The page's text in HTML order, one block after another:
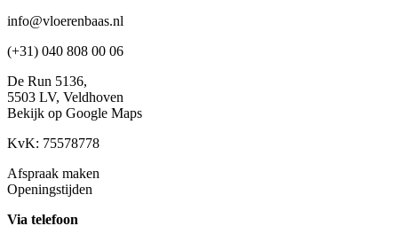
info@vloerenbaas.nl
(+31) 040 808 00 06
De Run 5136,
5503 LV, Veldhoven
Bekijk op Google Maps
KvK: 75578778
Afspraak maken
Openingstijden
Via telefoon